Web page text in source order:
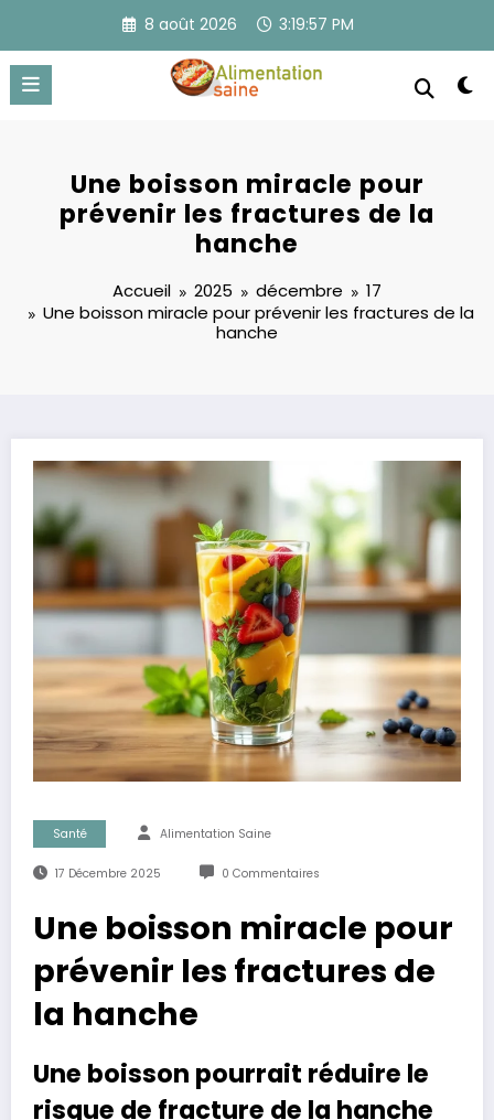
contenu
8 août 2026 3:19:58 PM
Une boisson miracle pour
prévenir les fractures de la
hanche
Accueil 2025 décembre
17
Une boisson miracle pour prévenir les fractures de la
hanche
Santé Alimentation Saine
17 Décembre 2025 0 Commentaires
Une boisson miracle pour
prévenir les fractures de
la hanche
Une boisson pourrait réduire le
risque de fracture de la hanche